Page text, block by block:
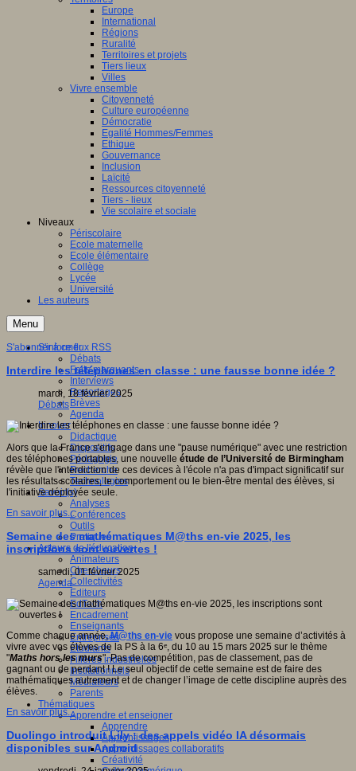
Europe
International
Régions
Ruralité
Territoires et projets
Tiers lieux
Villes
Vivre ensemble
Citoyenneté
Culture européenne
Démocratie
Egalité Hommes/Femmes
Ethique
Gouvernance
Inclusion
Laïcité
Ressources citoyenneté
Tiers - lieux
Vie scolaire et sociale
Niveaux
Périscolaire
Ecole maternelle
Ecole élémentaire
Collège
Lycée
Université
Les auteurs
Menu
S'informer
Débats
Faits marquants
Interviews
Reportages
Brèves
Agenda
Innover
Didactique
Dispositifs
Pédagogie
Recherche
Technologies
Savoir(s)
Analyses
Conférences
Outils
Pratiques
Acteurs de l'éducation
Animateurs
Chercheurs
Collectivités
Editeurs
EdTech
Encadrement
Enseignants
Entreprises
Etudiants
Filières industrielles
Institutionnels
Médiateurs
Parents
Thématiques
Apprendre et enseigner
Apprendre
Apprentissages
Apprentissages collaboratifs
Créativité
S'abonner à ce flux RSS
Interdire les téléphones en classe : une fausse bonne idée ?
mardi, 18 février 2025
Débats
Alors que la France s'engage dans une "pause numérique" avec une restriction
des téléphones portables, une nouvelle étude de l’Université de Birmingham
révèle que l'interdiction de ces devices à l'école n'a pas d'impact significatif sur
les résultats scolaires, le comportement ou le bien-être mental des élèves, si
l'initiative déployée seule.
En savoir plus...
Semaine des mathématiques M@ths en-vie 2025, les
inscriptions sont ouvertes !
samedi, 01 février 2025
Agenda
Comme chaque année,M@ths en-vie vous propose une semaine d’activités à
vivre avec vos élèves de la PS à la 6ᵉ, du 10 au 15 mars 2025 sur le thème
"Maths hors les murs". Pas de compétition, pas de classement, pas de
gagnant ou de perdant ! Le seul objectif de cette semaine est de faire des
mathématiques autrement et de changer l’image de cette discipline auprès des
élèves.
En savoir plus...
Duolingo introduit Lily : des appels vidéo IA désormais
disponibles sur Android